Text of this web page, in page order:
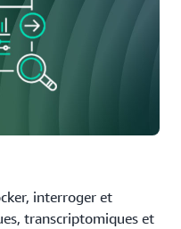
toute autre offre.
interroger et
transcriptomiques et